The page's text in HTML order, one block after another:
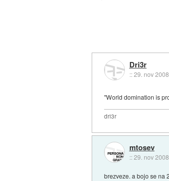
Dri3r
::29. nov
"World domination is
dri3r
mtosev
::29. nov
brezveze. a bojo se na